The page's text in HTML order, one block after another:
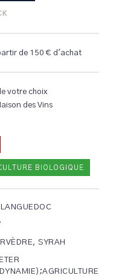
de 150 € d'achat
votre choix
des Vins
BIOLOGIQUE
SYRAH